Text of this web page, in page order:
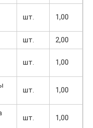
шт. 1,00
шт.
2,00
шт. 1,00
шт. 1,00
шт. 1,00